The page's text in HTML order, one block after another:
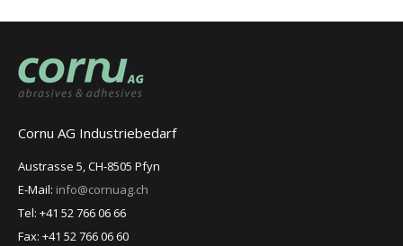
Cornu AG Industriebedarf
Austrasse 5, CH-8505 Pfyn
E-Mail: info@cornuag.ch
Tel: +41 52 766 06 66
Fax: +41 52 766 06 60